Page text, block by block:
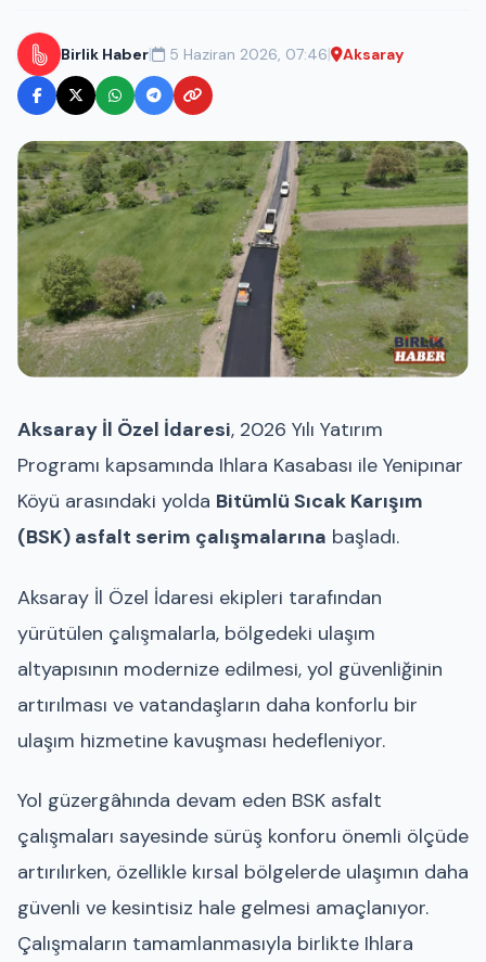
Birlik Haber| 5 Haziran 2026, 07:46| Aksaray
Aksaray İl Özel İdaresi, 2026 Yılı Yatırım
Programı kapsamında Ihlara Kasabası ile Yenipınar
Köyü arasındaki yolda Bitümlü Sıcak Karışım
(BSK) asfalt serim çalışmalarına başladı.
Aksaray İl Özel İdaresi ekipleri tarafından
yürütülen çalışmalarla, bölgedeki ulaşım
altyapısının modernize edilmesi, yol güvenliğinin
artırılması ve vatandaşların daha konforlu bir
ulaşım hizmetine kavuşması hedefleniyor.
Yol güzergâhında devam eden BSK asfalt
çalışmaları sayesinde sürüş konforu önemli ölçüde
artırılırken, özellikle kırsal bölgelerde ulaşımın daha
güvenli ve kesintisiz hale gelmesi amaçlanıyor.
Çalışmaların tamamlanmasıyla birlikte Ihlara